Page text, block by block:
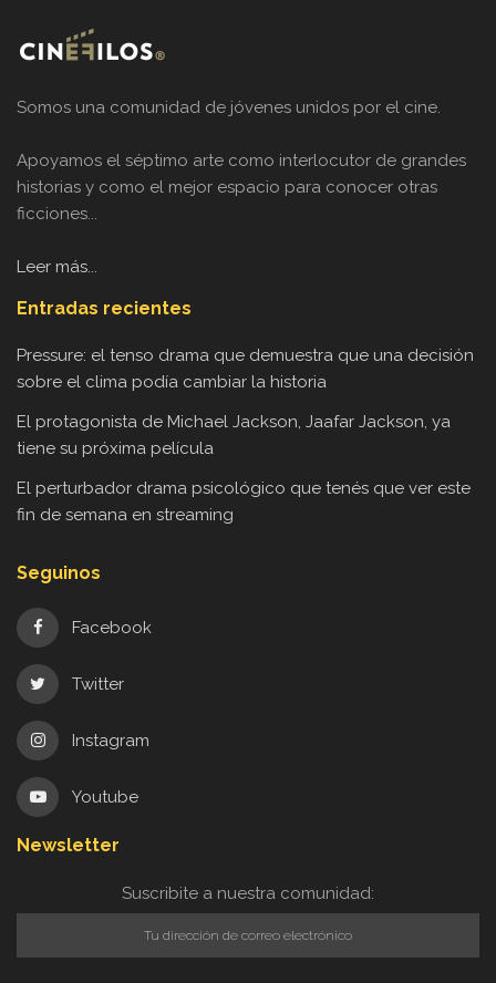
Somos una comunidad de jóvenes unidos por el cine.
Apoyamos el séptimo arte como interlocutor de grandes
historias y como el mejor espacio para conocer otras
ficciones...
Leer más...
Entradas recientes
Pressure: el tenso drama que demuestra que una decisión
sobre el clima podía cambiar la historia
El protagonista de Michael Jackson, Jaafar Jackson, ya
tiene su próxima película
El perturbador drama psicológico que tenés que ver este
fin de semana en streaming
Seguinos
Facebook
Twitter
Instagram
Youtube
Newsletter
Suscribite a nuestra comunidad: